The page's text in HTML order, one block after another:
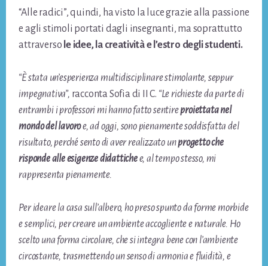
“Alle radici”, quindi, ha visto la luce grazie alla passione
e agli stimoli portati dagli insegnanti, ma soprattutto
attraverso le idee, la creatività e l’estro degli studenti.
“È stata un’esperienza multidisciplinare stimolante, seppur
impegnativa”, racconta Sofia di II C. “Le richieste da parte di
entrambi i professori mi hanno fatto sentireproiettata nel
mondo del lavoroe, ad oggi, sono pienamente soddisfatta del
risultato, perché sento di aver realizzato unprogetto che
risponde alle esigenze didattichee, al tempo stesso, mi
rappresenta pienamente.
Per ideare la casa sull’albero, ho preso spunto da forme morbide
e semplici, per creare un ambiente accogliente e naturale. Ho
scelto una forma circolare, che si integra bene con l’ambiente
circostante, trasmettendo un senso di armonia e fluidità, e